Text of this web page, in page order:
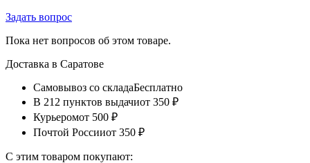
Задать вопрос
Пока нет вопросов об этом товаре.
Доставка в Саратове
Самовывоз со складаБесплатно
В 212 пунктов выдачиот 350 ₽
Курьеромот 500 ₽
Почтой Россииот 350 ₽
С этим товаром покупают: